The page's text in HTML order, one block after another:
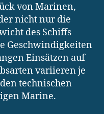
von Marinen,
nicht nur die
des Schiffs
Geschwindigkeiten
Einsätzen auf
variieren je
technischen
Marine.